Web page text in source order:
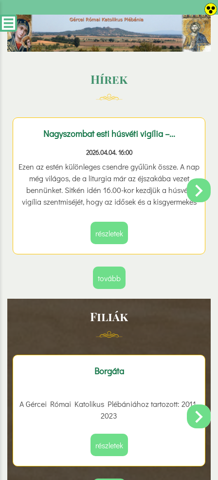
Hírek
Nagyszombat esti húsvéti vigília –...
2026.04.04. 16:00
Ezen az estén különleges csendre gyűlünk össze. A nap
még világos, de a liturgia már az éjszakába vezet
bennünket. Sitkén idén 16.00-kor kezdjük a húsvéti
vigília szentmiséjét, hogy az idősek és a kisgyermekes
együtt lehetünk, családok, idősek, fiatalok, egy
közösségként.
részletek
tovább
Filiák
Borgáta
A Gércei Római Katolikus Plébániához tartozott: 2011-
2023
részletek